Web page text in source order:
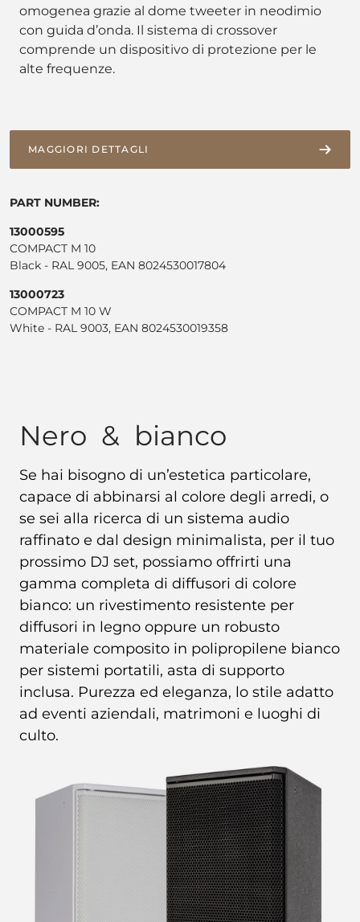
omogenea grazie al dome tweeter in neodimio
con guida d’onda. Il sistema di crossover
comprende un dispositivo di protezione per le
alte frequenze.
MAGGIORI DETTAGLI
PART NUMBER:
13000595
COMPACT M 10
Black - RAL 9005, EAN 8024530017804
13000723
COMPACT M 10 W
White - RAL 9003, EAN 8024530019358
Nero & bianco
Se hai bisogno di un’estetica particolare,
capace di abbinarsi al colore degli arredi, o
se sei alla ricerca di un sistema audio
raffinato e dal design minimalista, per il tuo
prossimo DJ set, possiamo offrirti una
gamma completa di diffusori di colore
bianco: un rivestimento resistente per
diffusori in legno oppure un robusto
materiale composito in polipropilene bianco
per sistemi portatili, asta di supporto
inclusa. Purezza ed eleganza, lo stile adatto
ad eventi aziendali, matrimoni e luoghi di
culto.